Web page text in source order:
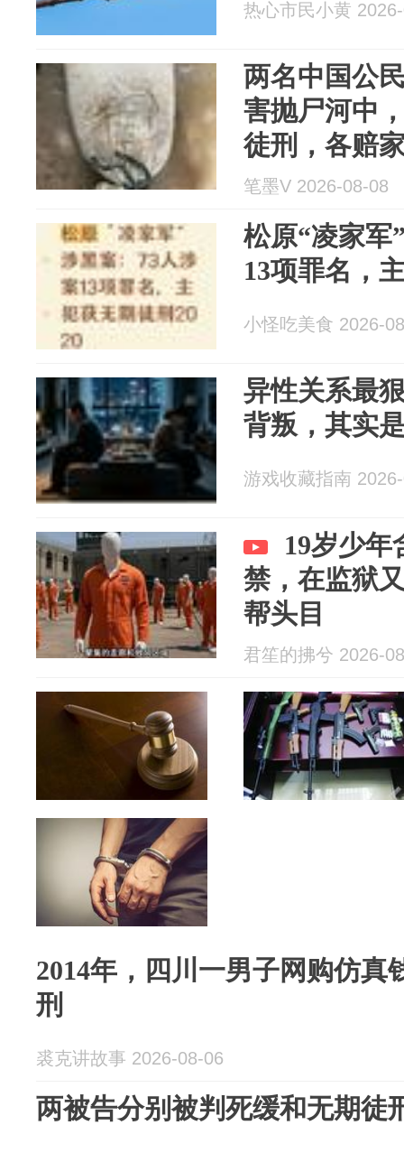
热心市民小黄
两名中国公
害抛尸河中
徒刑，各赔
笔墨V 2026-08-08
松原“凌家军
13项罪名，
小怪吃美食 2026-
异性关系最
背叛，其实
游戏收藏指南
19岁少年
禁，在监狱
帮头目
君笙的拂兮 2026-
2014年，四川一男子网购仿真
刑
裘克讲故事 2026-08-06
两被告分别被判死缓和无期徒